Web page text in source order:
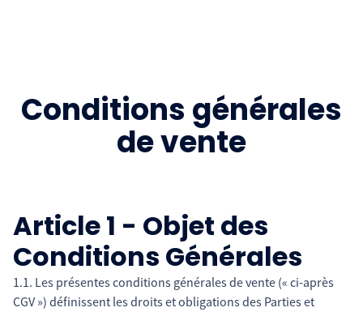
Conditions générales
de vente
Article 1 - Objet des
Conditions Générales
1.1. Les présentes conditions générales de vente (« ci-après
CGV ») définissent les droits et obligations des Parties et